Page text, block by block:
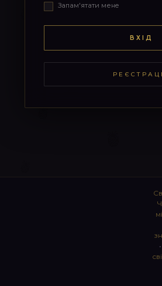
Запам'ятати мене
ВХІД
•